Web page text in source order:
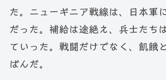
た。ニューギニア戦線は、日本軍
だった。補給は途絶え、兵士たち
ていった。戦闘だけでなく、飢餓
ばんだ。